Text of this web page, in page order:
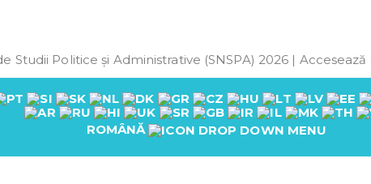
Studii Politice și Administrative (SNSPA) 2026 | Accesează
ROMÂNĂ